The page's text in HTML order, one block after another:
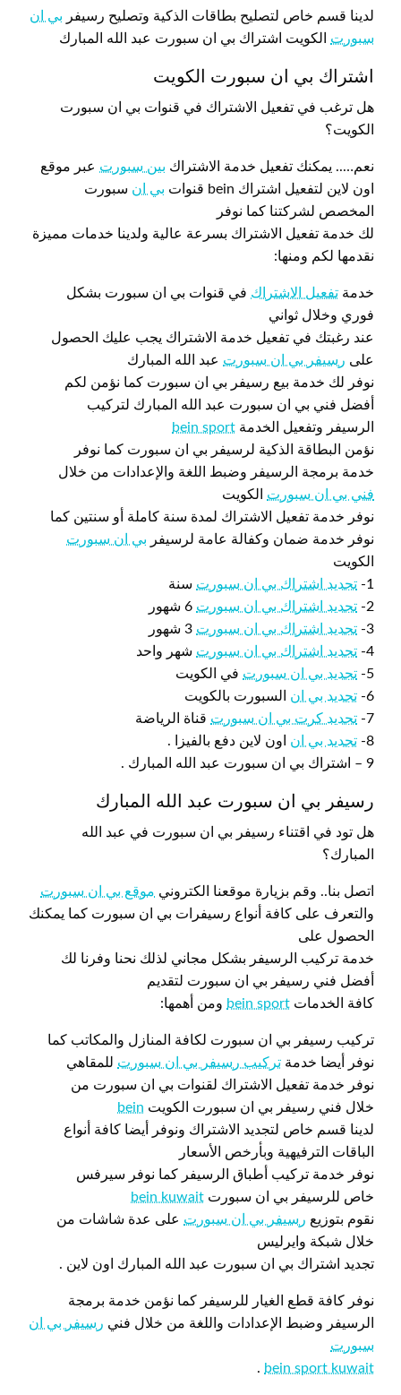
لدينا قسم خاص لتصليح بطاقات الذكية وتصليح رسيفر بي ان
سبورت الكويت اشتراك بي ان سبورت عبد الله المبارك
اشتراك بي ان سبورت الكويت
هل ترغب في تفعيل الاشتراك في قنوات بي ان سبورت
الكويت؟
نعم….. يمكنك تفعيل خدمة الاشتراك بين سبورت عبر موقع
اون لاين لتفعيل اشتراك bein قنوات
بي ان سبورت
المخصص لشركتنا كما نوفر
لك خدمة تفعيل الاشتراك بسرعة عالية ولدينا خدمات مميزة
نقدمها لكم ومنها:
خدمة تفعيل الاشتراك في قنوات بي ان سبورت بشكل
فوري وخلال ثواني
عند رغبتك في تفعيل خدمة الاشتراك يجب عليك الحصول
على رسيفر بي ان سبورت عبد الله المبارك
نوفر لك خدمة بيع رسيفر بي ان سبورت كما نؤمن لكم
أفضل فني بي ان سبورت عبد الله المبارك لتركيب
الرسيفر وتفعيل الخدمة bein sport
نؤمن البطاقة الذكية لرسيفر بي ان سبورت كما نوفر
خدمة برمجة الرسيفر وضبط اللغة والإعدادات من خلال
فني بي ان سبورت الكويت
نوفر خدمة تفعيل الاشتراك لمدة سنة كاملة أو سنتين كما
نوفر خدمة ضمان وكفالة عامة لرسيفر بي ان سبورت
الكويت
1-
تجديد اشتراك بي ان سبورت سنة
2-
تجديد اشتراك بي ان سبورت
3-
تجديد اشتراك بي ان سبورت
4-
تجديد اشتراك بي ان سبورت شهر واحد
5-
تجديد بي ان سبورت في الكويت
6-
تجديد بي ان السبورت بالكويت
7-
تجديد كرت بي ان سبورت قناة الرياضة
8-
تجديد بي ان اون لاين دفع بالفيزا .
9 – اشتراك بي ان سبورت عبد الله المبارك .
رسيفر بي ان سبورت عبد الله المبارك
هل تود في اقتناء رسيفر بي ان سبورت في عبد الله
المبارك؟
اتصل بنا.. وقم بزيارة موقعنا الكتروني موقع بي ان سبورت
والتعرف على كافة أنواع رسيفرات بي ان سبورت كما يمكنك
الحصول على
خدمة تركيب الرسيفر بشكل مجاني لذلك نحنا وفرنا لك
أفضل فني رسيفر بي ان سبورت لتقديم
كافة الخدمات bein sport ومن أهمها:
تركيب رسيفر بي ان سبورت لكافة المنازل والمكاتب كما
نوفر أيضا خدمة تركيب رسيفر بي ان سبورت للمقاهي
نوفر خدمة تفعيل الاشتراك لقنوات بي ان سبورت من
خلال فني رسيفر بي ان سبورت الكويت bein
لدينا قسم خاص لتجديد الاشتراك ونوفر أيضا كافة أنواع
الباقات الترفيهية وبأرخص الأسعار
نوفر خدمة تركيب أطباق الرسيفر كما نوفر سيرفس
خاص للرسيفر بي ان سبورت bein kuwait
نقوم بتوزيع رسيفر بي ان سبورت على عدة شاشات من
خلال شبكة وايرليس
تجديد اشتراك بي ان سبورت عبد الله المبارك اون لاين .
نوفر كافة قطع الغيار للرسيفر كما نؤمن خدمة برمجة
الرسيفر وضبط الإعدادات واللغة من خلال فني رسيفر بي ان
سبورت
bein sport kuwait
.